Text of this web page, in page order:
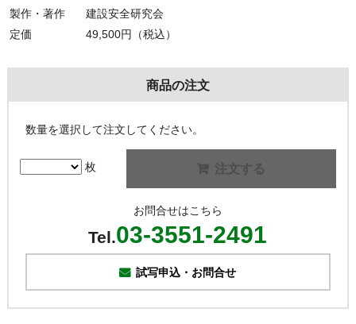
製作・著作
建設安全研究会
定価
49,500円（税込）
商品の注文
数量を選択して注文してください。
枚 注文する
お問合せはこちら
Tel.03-3551-2491
試写申込・お問合せ